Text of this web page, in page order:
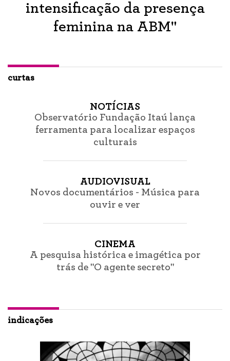
intensificação da presença
feminina na ABM"
curtas
NOTÍCIAS
Observatório Fundação Itaú lança
ferramenta para localizar espaços
culturais
AUDIOVISUAL
Novos documentários - Música para
ouvir e ver
CINEMA
A pesquisa histórica e imagética por
trás de "O agente secreto"
indicações